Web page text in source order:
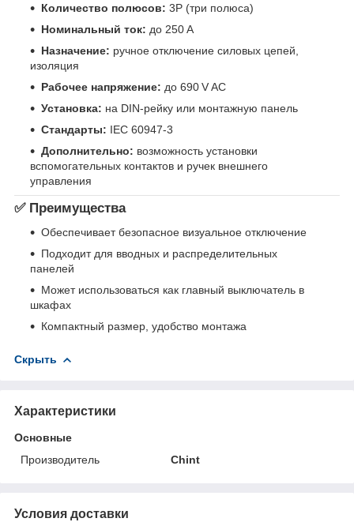
Количество полюсов: 3P (три полюса)
Номинальный ток: до 250 A
Назначение: ручное отключение силовых цепей,
изоляция
Рабочее напряжение: до 690 V AC
Установка: на DIN-рейку или монтажную панель
Стандарты: IEC 60947‑3
Дополнительно: возможность установки
вспомогательных контактов и ручек внешнего
управления
✅ Преимущества
Обеспечивает безопасное визуальное отключение
Подходит для вводных и распределительных
панелей
Может использоваться как главный выключатель в
шкафах
Компактный размер, удобство монтажа
Скрыть
Характеристики
Основные
Производитель
Chint
Условия доставки